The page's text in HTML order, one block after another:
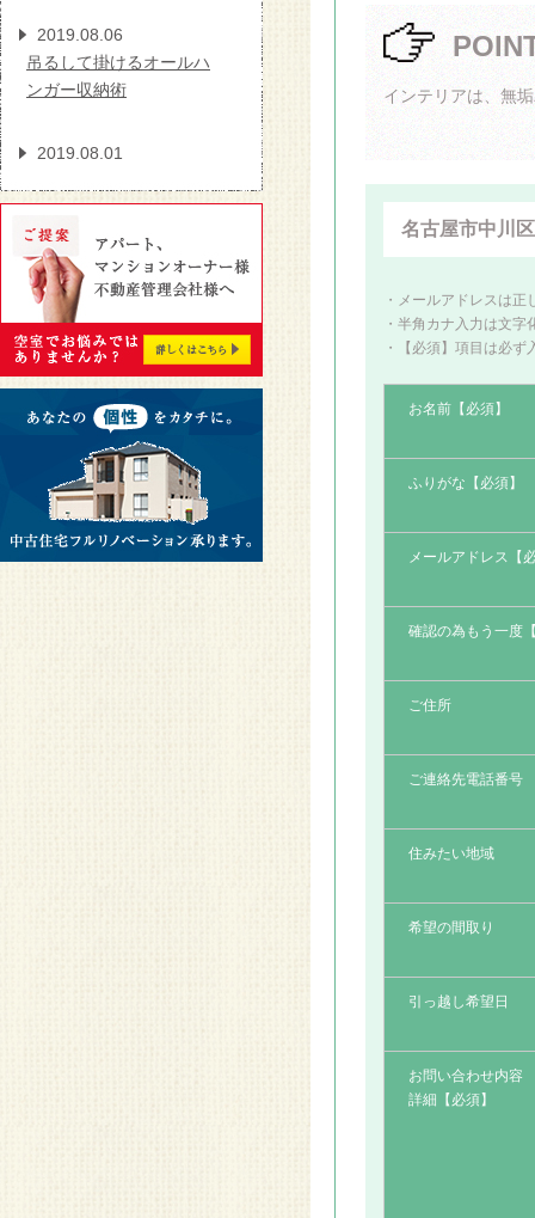
2019.08.06
吊るして掛けるオールハ
ンガー収納術
2019.08.01
に変えるだけでお部屋の
印象が変わる！
2019.08.01
壁一面のみをお好きなカ
ラーで自分らしくオシャ
レに
2019.08.01
洗面所の物を増やさない
4つの方法
2018.01.26
インテリアは、無
名古屋市中川
・メールアドレスは
・半角カナ入力は文
・【必須】項目は必ず
お名前【必須】
ふりがな【必須】
メールアドレス【
確認の為もう一度
ご住所
ご連絡先電話番号
住みたい地域
希望の間取り
引っ越し希望日
お問い合わせ内容
詳細【必須】